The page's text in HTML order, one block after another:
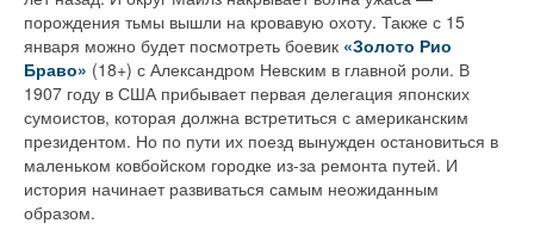
порождения тьмы вышли на кровавую охоту. Также с 15
января можно будет посмотреть боевик «Золото Рио
Браво» (18+) с Александром Невским в главной роли. В
1907 году в США прибывает первая делегация японских
сумоистов, которая должна встретиться с американским
президентом. Но по пути их поезд вынужден остановиться в
маленьком ковбойском городке из-за ремонта путей. И
история начинает развиваться самым неожиданным
образом.